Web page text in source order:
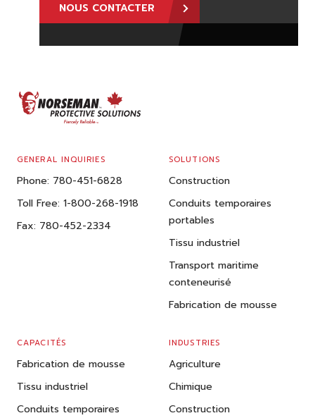
NOUS CONTACTER
FOOTER
GENERAL INQUIRIES
Phone: 780-451-6828
Toll Free: 1-800-268-1918
Fax: 780-452-2334
SOLUTIONS
Construction
Conduits temporaires
portables
Tissu industriel
Transport maritime
conteneurisé
Fabrication de mousse
CAPACITÉS
Fabrication de mousse
Tissu industriel
Conduits temporaires
INDUSTRIES
Agriculture
Chimique
Construction